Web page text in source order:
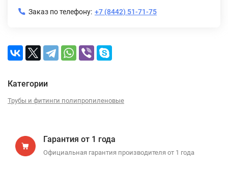
Заказ по телефону: +7 (8442) 51-71-75
Категории
Трубы и фитинги полипропиленовые
Гарантия от 1 года
Официальная гарантия производителя от 1 года